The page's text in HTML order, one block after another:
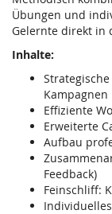
Übungen und
Gelernte direkt in
Inhalte:
Kampagnen
Effiziente
Erweiterte
Aufbau
Feedback)
Feinschliff: